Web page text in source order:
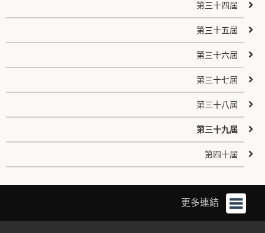
第三十四屆
第三十五屆
第三十六屆
第三十七屆
第三十八屆
第三十九屆
第四十屆
更多連結